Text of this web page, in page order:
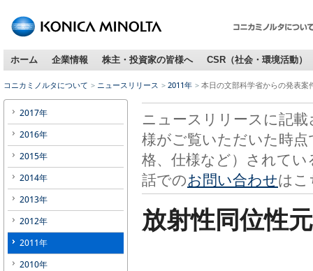
ホーム 企業情報 株主・投資家の皆様へ CSR（社会・環境活動）
コニカミノルタについて ニュースリリース 2011年 本日の文部科学省からの発表案
ニュースリリースに記
様がご覧いただいた時
格、仕様など）されて
話でのお問い合わせは
放射性同位性
2017年
2016年
2015年
2014年
2013年
2012年
2011年
2010年